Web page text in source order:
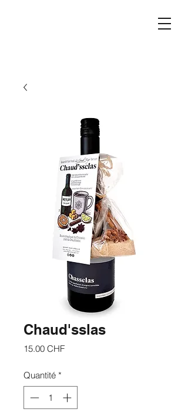
Chaud'sslas
15.00 CHFPrix
Quantité *